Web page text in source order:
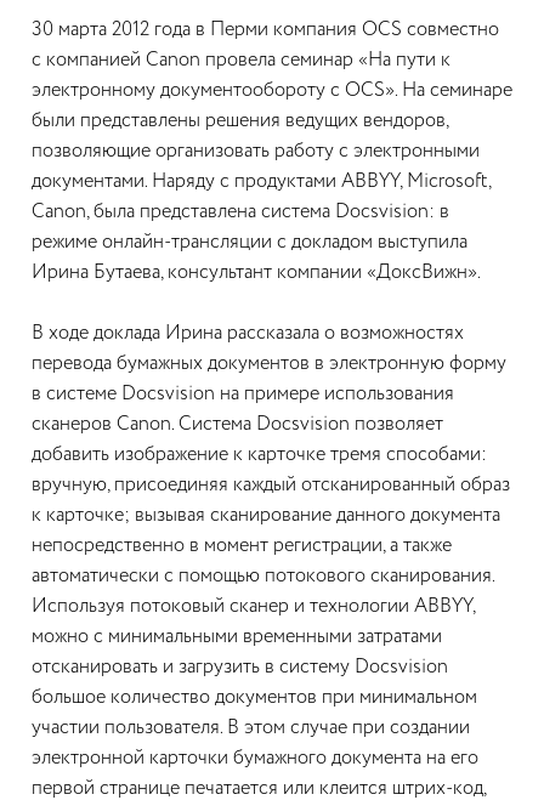
30 марта 2012 года в Перми компания OCS совместно
с компанией Canon провела семинар «На пути к
электронному документообороту с OCS». На семинаре
были представлены решения ведущих вендоров,
позволяющие организовать работу с электронными
документами. Наряду с продуктами ABBYY, Microsoft,
Canon, была представлена система Docsvision: в
режиме онлайн-трансляции с докладом выступила
Ирина Бутаева, консультант компании «ДоксВижн».
В ходе доклада Ирина рассказала о возможностях
перевода бумажных документов в электронную форму
в системе Docsvision на примере использования
сканеров Canon. Система Docsvision позволяет
добавить изображение к карточке тремя способами:
вручную, присоединяя каждый отсканированный образ
к карточке; вызывая сканирование данного документа
непосредственно в момент регистрации, а также
автоматически с помощью потокового сканирования.
Используя потоковый сканер и технологии ABBYY,
можно с минимальными временными затратами
отсканировать и загрузить в систему Docsvision
большое количество документов при минимальном
участии пользователя. В этом случае при создании
электронной карточки бумажного документа на его
первой странице печатается или клеится штрих-код,